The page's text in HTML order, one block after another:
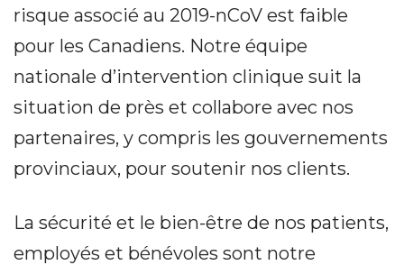
risque associé au 2019-nCoV est faible
pour les Canadiens. Notre équipe
nationale d’intervention clinique suit la
situation de près et collabore avec nos
partenaires, y compris les gouvernements
provinciaux, pour soutenir nos clients.
La sécurité et le bien-être de nos patients,
employés et bénévoles sont notre